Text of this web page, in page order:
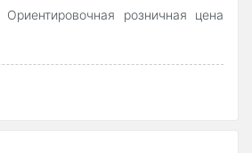
розничная цена